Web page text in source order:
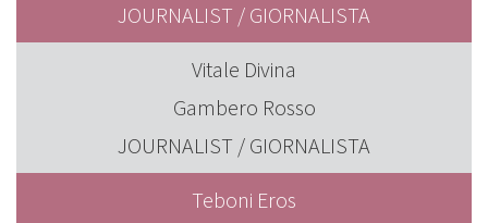
JOURNALIST / GIORNALISTA
Vitale Divina
Gambero Rosso
JOURNALIST / GIORNALISTA
Teboni Eros